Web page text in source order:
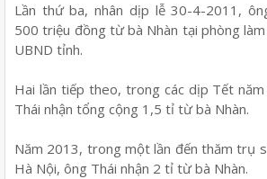
Lần thứ ba, nhân dịp lễ 30-4-2011,
500 triệu đồng từ bà Nhàn tại phòng
UBND tỉnh.
Hai lần tiếp theo, trong các dịp Tết
Thái nhận tổng cộng 1,5 tỉ từ bà Nhàn.
Năm 2013, trong một lần đến thăm trụ
Hà Nội, ông Thái nhận 2 tỉ từ bà Nhàn.